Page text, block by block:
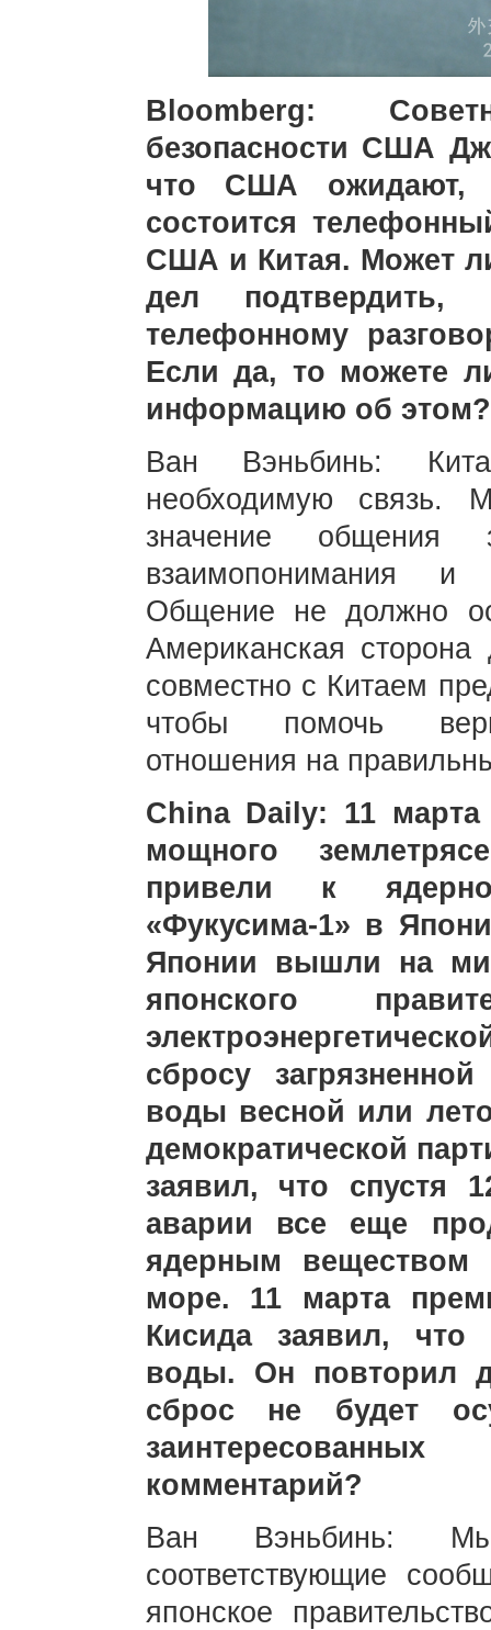
Bloomberg:
безопасности США
что США ожидают,
состоится
США и Китая. Может
дел
телефонному
Если да, то можете
информацию об этом?
Ван Вэньбинь:
необходимую связь.
значение общения
взаимопонимания и
Общение не должно
Американская сторона
совместно с Китаем
чтобы помочь
отношения на
China Daily: 11
мощного
привели к
«Фукусима-1» в
Японии вышли на
японского
сбросу
воды весной или
демократической
заявил, что спустя
аварии все еще
ядерным веществом
море. 11 марта
Кисида заявил, что
воды. Он повторил
сброс не будет
комментарий?
Ван Вэньбинь:
соответствующие
японское